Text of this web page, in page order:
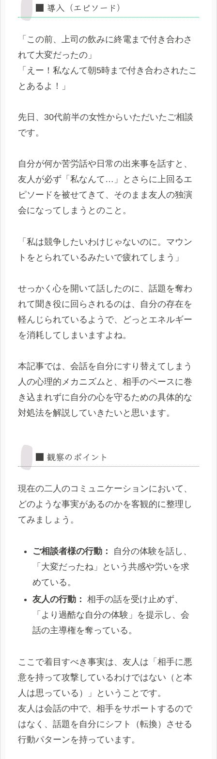
■ 導入（エピソード）
「この前、上司の飲みに終電まで付き合わさ
れて大変だったの」
「えー！私なんて朝5時まで付き合わされたこ
とあるよ！」
先日、30代前半の女性からいただいたご相談
です。
自分が何か苦労話や日常の出来事を話すと、
友人が必ず「私なんて…」とさらに上回るエ
ピソードを被せてきて、そのまま友人の独演
会になってしまうとのこと。
「私は競争したいわけじゃないのに。マウン
トをとられているみたいで疲れてしまう」
せっかく心を開いて話したのに、話題を奪わ
れて聞き役に回らされるのは、自分の存在を
軽んじられているようで、どっとエネルギー
を消耗してしまいますよね。
本記事では、会話を自分にすり替えてしまう
人の心理的メカニズムと、相手のペースに巻
き込まれずに自分の心を守るための具体的な
対処法を解説していきたいと思います。
■ 観察のポイント
現在の二人のコミュニケーションにおいて、
どのような事実があるのかを客観的に整理し
てみましょう。
ご相談者様の行動：
自分の体験を話し、
「大変だったね」という共感や労いを求
めている。
友人の行動： 相手の話を受け止めず、
「より過酷な自分の体験」を提示し、会
話の主導権を奪っている。
ここで着目すべき事実は、友人は「相手に悪
意を持って攻撃しているわけではない（と本
人は思っている）」ということです。
友人は会話の中で、相手をサポートするので
はなく、話題を自分にシフト（転換）させる
行動パターンを持っています。